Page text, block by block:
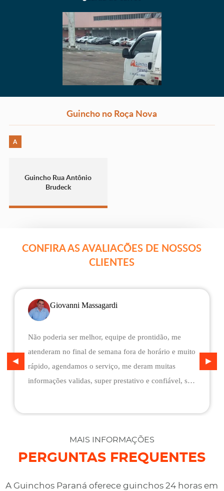
Guincho no Roça Nova
A
Guincho Rua Antônio
Brudeck
CONFIRA AS AVALIACÕES DE NOSSOS
CLIENTES
Giovanni Massagardi
Não poderia ser melhor, equipe de prontidão, me
atenderam no final de semana fora de horário e muito
rápido, agendamos o serviço, me deram muitas
informações validas, super prestativo e confiável, são
desviaram para uma oficina mais próximo, sem
qualquer custo na maior boa vontade.
MAIS INFORMAÇÕES
PERGUNTAS FREQUENTES
A Guinchos Paraná oferece guinchos 24 horas em